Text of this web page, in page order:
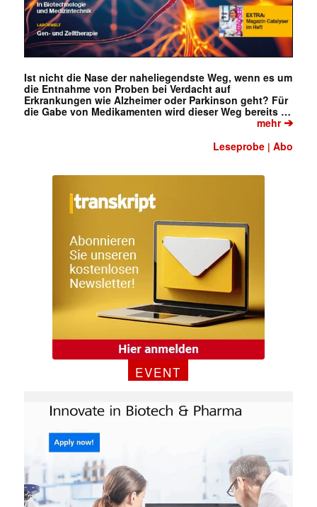
Mit dem |transkript-Newsletter
Ist nicht die Nase der naheliegendste Weg, wenn es um
die Entnahme von Proben bei Verdacht auf
Erkrankungen wie Alzheimer oder Parkinson geht? Für
die Gabe von Medikamenten wird dieser Weg bereits …
mehr➔
Leseprobe |Abo
EVENT